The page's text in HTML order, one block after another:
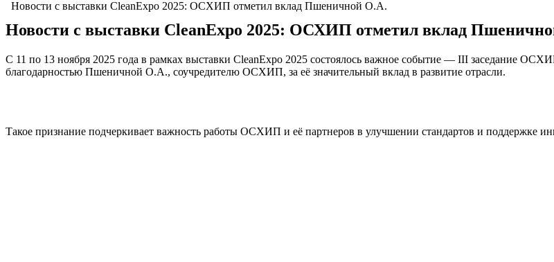
Новости с выставки CleanExpo 2025: ОСХИП отметил вклад Пшеничной О.А.
Новости с выставки CleanExpo 2025: ОСХИП отметил вклад
С 11 по 13 ноября 2025 года в рамках выставки CleanExpo 2025 состоялось важное событие — III заседание
благодарностью Пшеничной О.А., соучредителю ОСХИП, за её значительный вклад в развитие отрасли.
Такое признание подчеркивает важность работы ОСХИП и её партнеров в улучшении стандартов и поддержке